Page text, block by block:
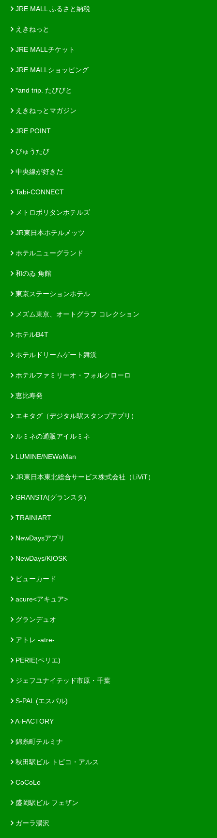
JRE MALL ふるさと納税
えきねっと
JRE MALLチケット
JRE MALLショッピング
*and trip. たびびと
えきねっとマガジン
JRE POINT
びゅうたび
中央線が好きだ
Tabi-CONNECT
メトロポリタンホテルズ
JR東日本ホテルメッツ
ホテルニューグランド
和のゐ 角館
東京ステーションホテル
メズム東京、オートグラフ コレクション
ホテルB4T
ホテルドリームゲート舞浜
ホテルファミリーオ・フォルクローロ
恵比寿発
エキタグ（デジタル駅スタンプアプリ）
ルミネの通販アイルミネ
LUMINE/NEWoMan
JR東日本東北総合サービス株式会社（LiViT）
GRANSTA(グランスタ)
TRAINIART
NewDaysアプリ
NewDays/KIOSK
ビューカード
acure<アキュア>
グランデュオ
アトレ -atre-
PERIE(ペリエ)
ジェフユナイテッド市原・千葉
S-PAL (エスパル)
A-FACTORY
錦糸町テルミナ
秋田駅ビル トピコ・アルス
CoCoLo
盛岡駅ビル フェザン
ガーラ湯沢